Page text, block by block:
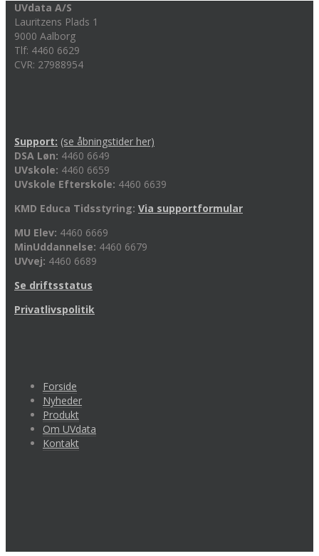
UVdata A/S
Lauritzens Plads 1
9000 Aalborg
Tlf: 4460 6629
CVR: 27988954
Support: (se åbningstider her)
DSA Løn: 4460 6649
UVskole: 4460 6659
UVskole Efterskole: 4460 6639
KMD Educa Tidsstyring: Via supportformular
MU Elev: 4460 6669
MinUddannelse: 4460 6679
UVvej: 4460 6689
Se driftsstatus
Privatlivspolitik
Forside
Nyheder
Produkt
Om UVdata
Kontakt